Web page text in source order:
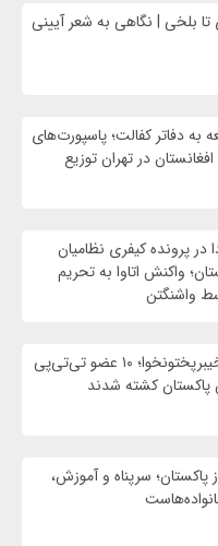
بلخی | نگاهی به شعر آیینی
به دفاتر کفالت؛ پاسپورت‌های
در تهران توزیع
در پرونده کیفری نظامیان
واکنش اتاوا به تحریم
واشنگتن
تشدید ناامنی در خیبرپختونخوا؛ ۱۰ عضو تی‌تی‌پی
پاکستان کشته شدند
پاکستان؛ سرپناه و آموزش،